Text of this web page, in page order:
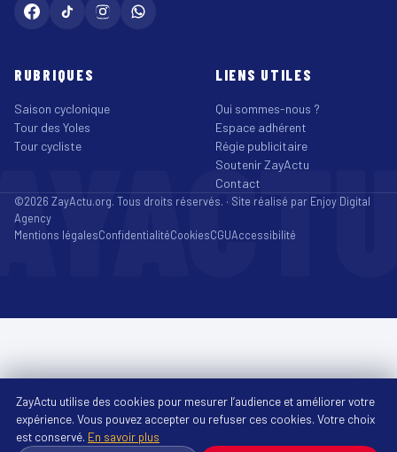
RUBRIQUES
Saison cyclonique
Tour des Yoles
Tour cycliste
LIENS UTILES
Qui sommes-nous ?
Espace adhérent
Régie publicitaire
Soutenir ZayActu
Contact
©2026 ZayActu.org. Tous droits réservés. · Site réalisé par Enjoy Digital
Agency
Mentions légalesConfidentialitéCookiesCGUAccessibilité
ZayActu utilise des cookies pour mesurer l’audience et améliorer votre
expérience. Vous pouvez accepter ou refuser ces cookies. Votre choix
est conservé. En savoir plus